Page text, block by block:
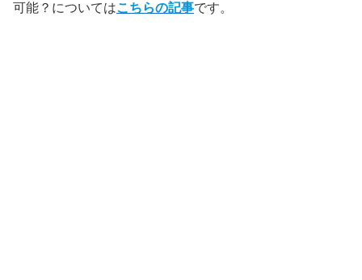
可能？についてはこちらの記事です。